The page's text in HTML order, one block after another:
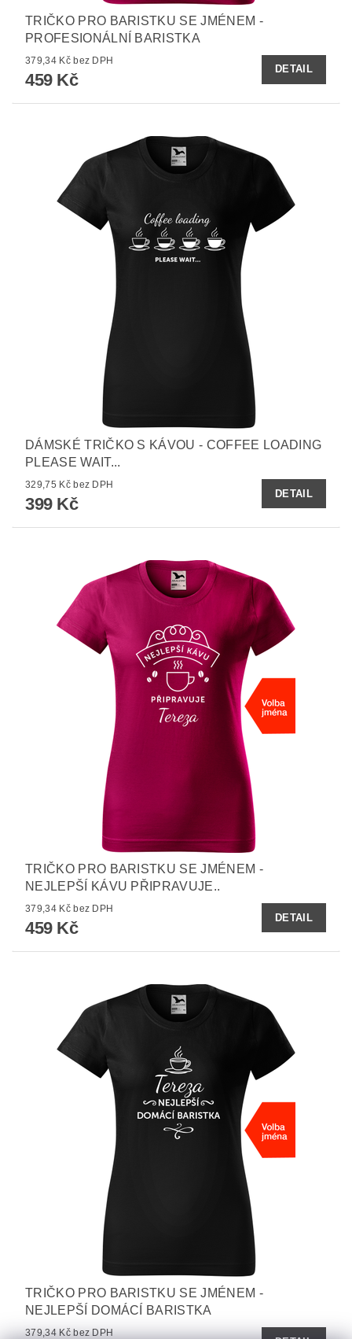
TRIČKO PRO BARISTKU SE JMÉNEM -
PROFESIONÁLNÍ BARISTKA
379,34 Kč bez DPH
459 Kč
DETAIL
DÁMSKÉ TRIČKO S KÁVOU - COFFEE LOADING
PLEASE WAIT...
329,75 Kč bez DPH
399 Kč
DETAIL
TRIČKO PRO BARISTKU SE JMÉNEM -
NEJLEPŠÍ KÁVU PŘIPRAVUJE..
379,34 Kč bez DPH
459 Kč
DETAIL
TRIČKO PRO BARISTKU SE JMÉNEM -
NEJLEPŠÍ DOMÁCÍ BARISTKA
379,34 Kč bez DPH